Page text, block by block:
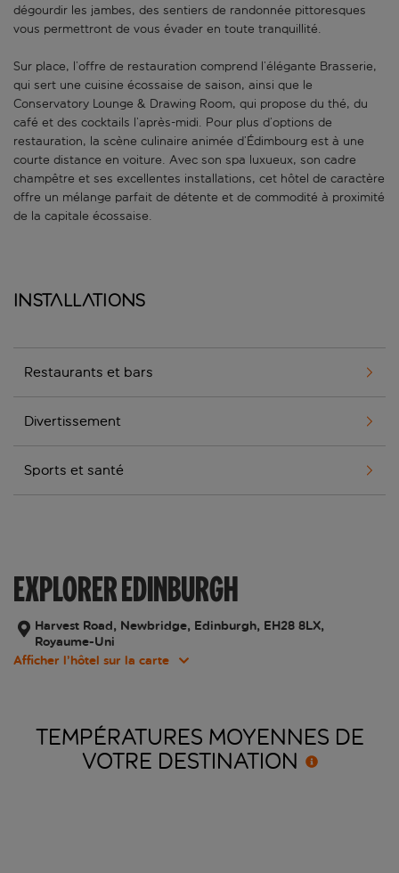
dégourdir les jambes, des sentiers de randonnée pittoresques
vous permettront de vous évader en toute tranquillité.
Sur place, l’offre de restauration comprend l’élégante Brasserie,
qui sert une cuisine écossaise de saison, ainsi que le
Conservatory Lounge & Drawing Room, qui propose du thé, du
café et des cocktails l’après-midi. Pour plus d’options de
restauration, la scène culinaire animée d’Édimbourg est à une
courte distance en voiture. Avec son spa luxueux, son cadre
champêtre et ses excellentes installations, cet hôtel de caractère
offre un mélange parfait de détente et de commodité à proximité
de la capitale écossaise.
Installations
Restaurants et bars
Divertissement
Sports et santé
EXPLORER EDINBURGH
Harvest Road, Newbridge, Edinburgh, EH28 8LX,
Royaume-Uni
Afficher l’hôtel sur la carte
TEMPÉRATURES MOYENNES DE
VOTRE DESTINATION